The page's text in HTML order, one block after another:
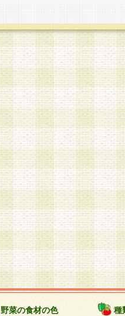
野菜の食材の色 種